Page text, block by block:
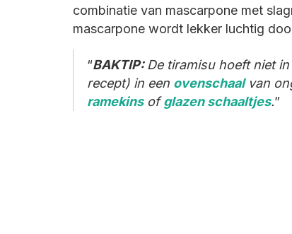
combinatie van mascarpone met
mascarpone wordt lekker luchtig
BAKTIP: De tiramisu hoeft niet
recept) in een ovenschaalvan
ramekinsofglazen schaaltjes.